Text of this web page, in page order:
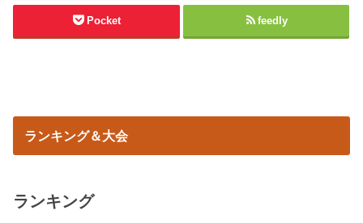
Pocket feedly
ランキング＆大会
ランキング